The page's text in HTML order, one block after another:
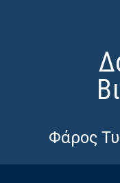
Φάρος